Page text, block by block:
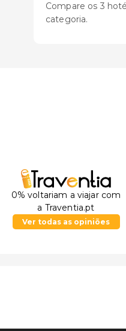
Compare os 3
categoria.
0% voltariam a viajar com
a Traventia.pt
Ver todas as opiniões